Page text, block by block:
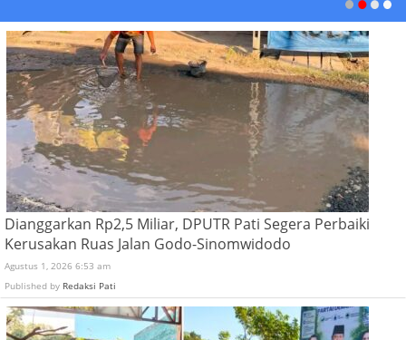
Dianggarkan Rp2,5 Miliar, DPUTR Pati Segera Perbaiki
Kerusakan Ruas Jalan Godo-Sinomwidodo
Agustus 1, 2026 6:53 am
Published by Redaksi Pati